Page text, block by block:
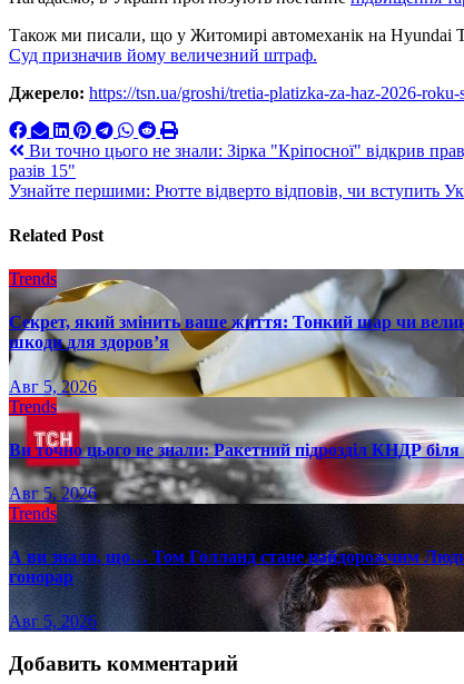
Також ми писали, що у Житомирі автомеханік на Hyundai
Суд призначив йому величезний штраф.
Джерело: https://tsn.ua/groshi/tretia-platizka-za-haz-2026-
Навигация
по
Ви точно цього не знали: Зірка "Кріпосної" відкрив
разів 15"
Узнайте першими: Рютте відверто відповів, чи вступить
Related Post
Trends
Секрет, який змінить ваше життя: Тонкий шар чи
шкоди для здоров’я
Авг 5, 2026
Trends
Ви точно цього не знали: Ракетний підрозділ КНДР
Авг 5, 2026
Trends
А ви знали, що… Том Голланд стане найдорожчим
гонорар
Авг 5, 2026
Добавить комментарий